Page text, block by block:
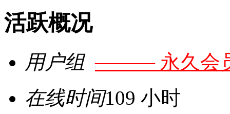
活跃概况
用户组——— 永久
在线时间109 小时